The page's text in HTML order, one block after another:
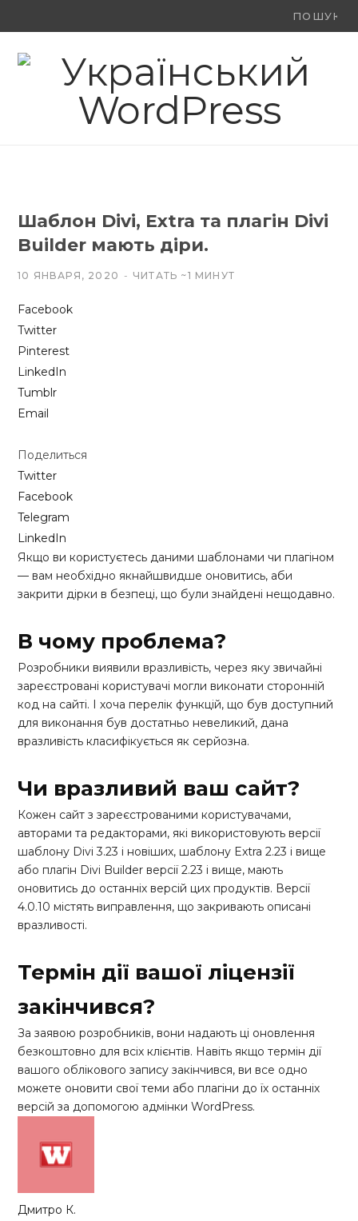
Ви
F
o
X
(
t
Y
o
e
Шаблон Divi, Extra та плагін Divi
Builder мають діри.
10 ЯНВАРЯ, 2020 ЧИТАТЬ ~1 МИНУТ
Facebook
Twitter
Pinterest
LinkedIn
Tumblr
Email
Поделиться
Twitter
Facebook
Telegram
LinkedIn
Якщо ви користуєтесь даними шаблонами чи плагіном
— вам необхідно якнайшвидше оновитись, аби
закрити дірки в безпеці, що були знайдені нещодавно.
В чому проблема?
Розробники виявили вразливість, через яку звичайні
зареєстровані користувачі могли виконати сторонній
код на сайті. І хоча перелік функцій, що був доступний
для виконання був достатньо невеликий, дана
вразливість класифікується як серйозна.
Чи вразливий ваш сайт?
Кожен сайт з зареєстрованими користувачами,
авторами та редакторами, які використовують версії
шаблону Divi 3.23 і новіших, шаблону Extra 2.23 і вище
або плагін Divi Builder версії 2.23 і вище, мають
оновитись до останніх версій цих продуктів. Версії
4.0.10 містять виправлення, що закривають описані
вразливості.
Термін дії вашої ліцензії
закінчився?
За заявою розробників, вони надають ці оновлення
безкоштовно для всіх клієнтів. Навіть якщо термін дії
вашого облікового запису закінчився, ви все одно
можете оновити свої теми або плагіни до їх останніх
версій за допомогою адмінки WordPress.
Дмитро К.